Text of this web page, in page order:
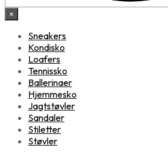
×
Sneakers
Kondisko
Loafers
Tennissko
Ballerinaer
Hjemmesko
Jagtstøvler
Sandaler
Stiletter
Støvler